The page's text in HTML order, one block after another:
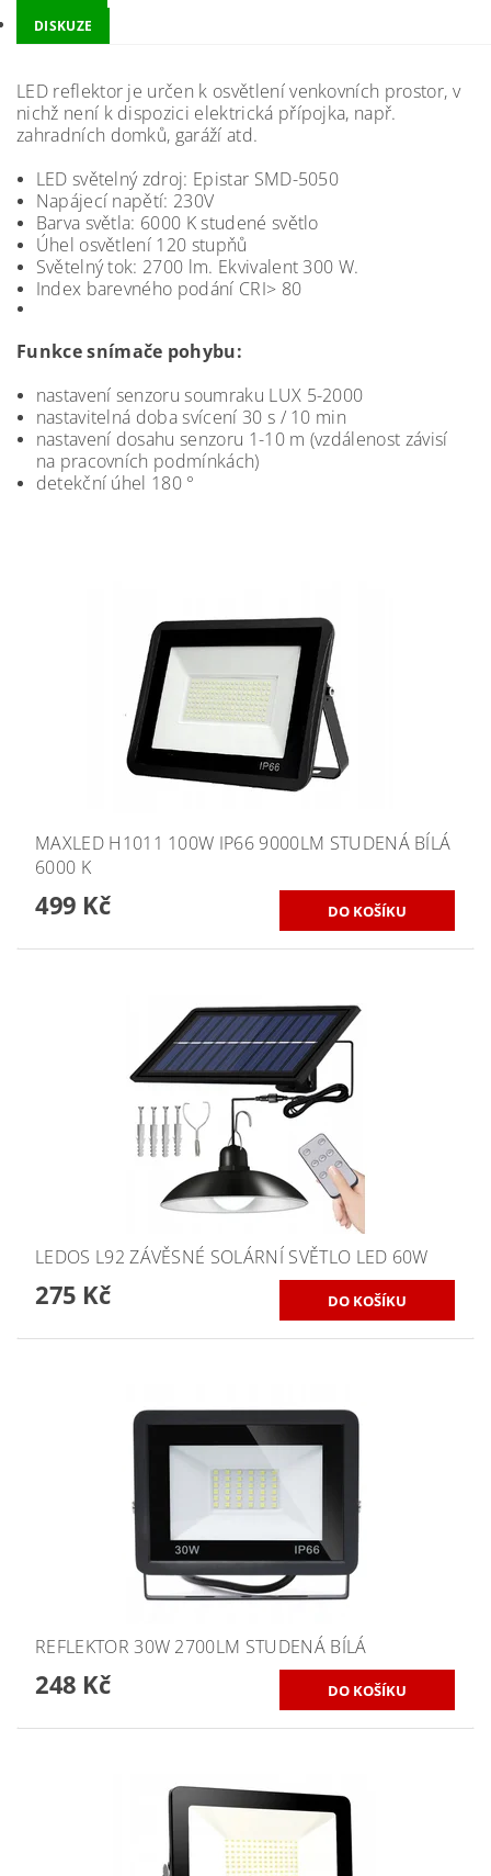
DISKUZE
LED reflektor je určen k osvětlení venkovních prostor, v
nichž není k dispozici elektrická přípojka, např.
zahradních domků, garáží atd.
LED světelný zdroj: Epistar SMD-5050
Napájecí napětí: 230V
Barva světla: 6000 K studené světlo
Úhel osvětlení 120 stupňů
Světelný tok: 2700 lm. Ekvivalent 300 W.
Index barevného podání CRI> 80
Funkce snímače pohybu:
nastavení senzoru soumraku LUX 5-2000
nastavitelná doba svícení 30 s / 10 min
nastavení dosahu senzoru 1-10 m (vzdálenost závisí
na pracovních podmínkách)
detekční úhel 180 °
MAXLED H1011 100W IP66 9000LM STUDENÁ BÍLÁ
6000 K
499 Kč
LEDOS L92 ZÁVĚSNÉ SOLÁRNÍ SVĚTLO LED 60W
275 Kč
REFLEKTOR 30W 2700LM STUDENÁ BÍLÁ
248 Kč